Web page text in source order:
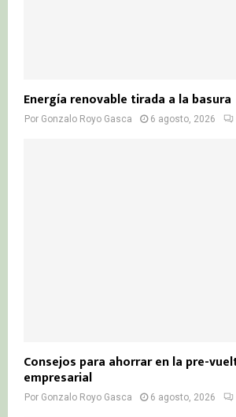
Energía renovable tirada a la basura
Por Gonzalo Royo Gasca 6 agosto, 2026
Consejos para ahorrar en la pre-
empresarial
Por Gonzalo Royo Gasca 6 agosto, 2026